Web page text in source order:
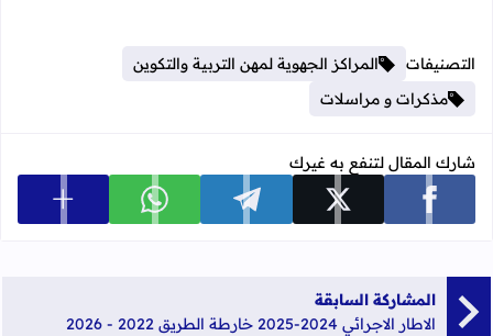
التصنيفات
المراكز الجهوية لمهن التربية والتكوين
مذكرات و مراسلات
شارك المقال لتنفع به غيرك
شارك على facebook شارك على x شارك على telegram شارك على whatsapp عرض
المشاركة السابقة
الاطار الاجرائي 2024-2025 خارطة الطريق 2022 - 2026